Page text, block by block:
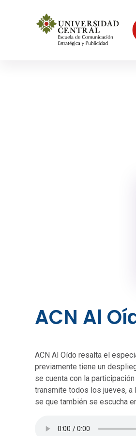
ACN Al
ACN Al Oído resalta el
previamente tiene un
se cuenta con la
transmite todos los jueves, a
se que también se escucha